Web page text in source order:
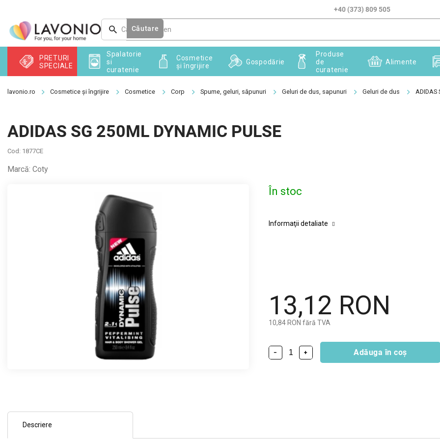
conținut
+40 (373) 809 505
Căutare
PRETURI
SPECIALE
Spalatorie
si
curatenie
Cosmetice
și îngrijire
Gospodărie
Produse
de
curatenie
Alimente
Cosmetice și îngrijire Cosmetice Corp Spume, geluri, săpunuri Geluri de dus, sapunuri Geluri de dus ADIDAS
ADIDAS SG 250ML DYNAMIC PULSE
Cod: 1877CE
Marcă: Coty
13,12 RON
10,84 RON fără TVA
În stoc
+
− Adăuga în coş
Informaţii detaliate
Descriere